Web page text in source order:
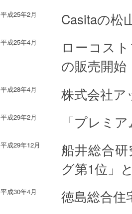
平成25年2月 Casitaの松
平成25年4月
ローコス
の販売開始
平成28年4月 株式会社
平成29年2月 「プレミ
平成29年12月
船井総合
グ第1位」
平成30年4月 徳島総合住